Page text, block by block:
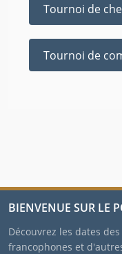
Tournoi de
Tournoi de
BIENVENUE SUR LE
Découvrez les dates
francophones et